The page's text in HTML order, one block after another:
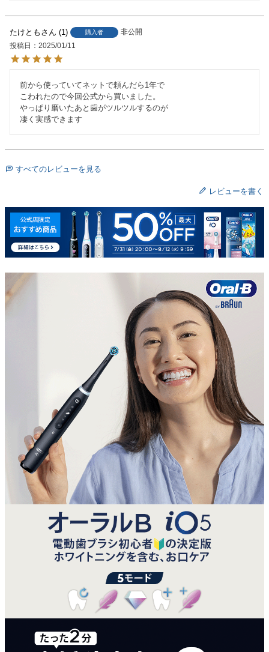
たけとも 1 購入者
非公開
投稿日
2025/01/11
前から使っていてネットで頼んだら1年で
こわれたので今回公式から買いました。
やっぱり磨いたあと歯がツルツルするのが
凄く実感できます
すべてのレビューを見る
レビューを書く